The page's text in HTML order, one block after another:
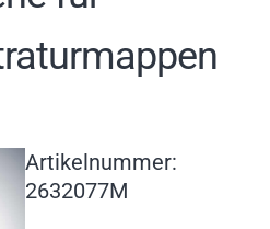
Artikelnummer:
2632077M